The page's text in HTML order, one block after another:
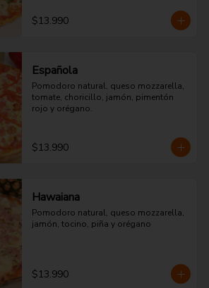
$13.990
Española
Pomodoro natural, queso mozzarella,
tomate, choricillo, jamón, pimentón
rojo y orégano.
$13.990
Hawaiana
Pomodoro natural, queso mozzarella,
jamón, tocino, piña y orégano
$13.990